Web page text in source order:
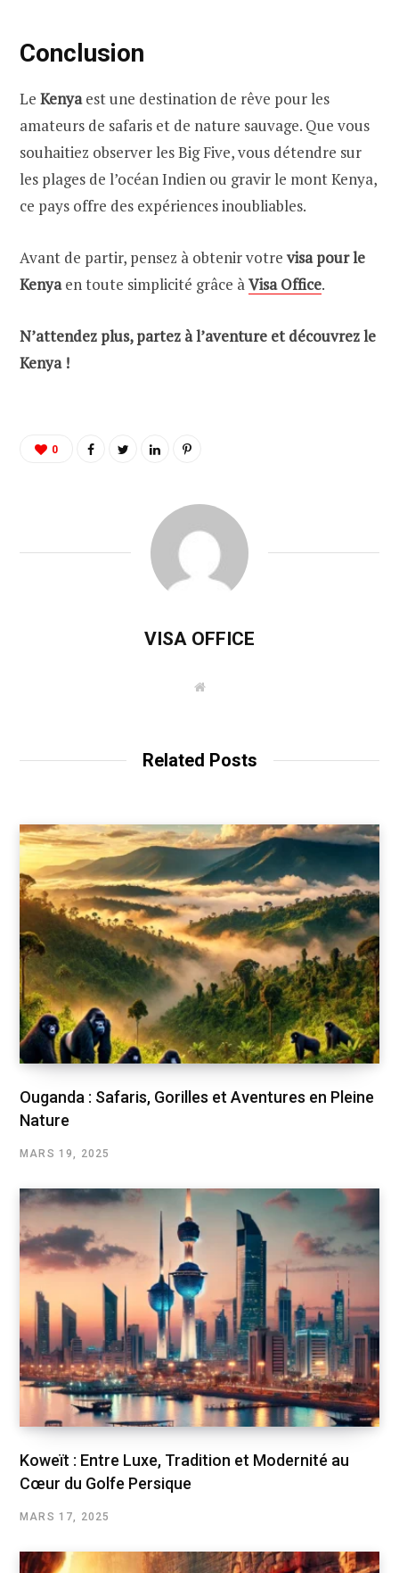
Conclusion
Le Kenyaest une destination de rêve pour les
amateurs de safaris et de nature sauvage. Que vous
souhaitiez observer les Big Five, vous détendre sur
les plages de l’océan Indien ou gravir le mont Kenya,
ce pays offre des expériences inoubliables.
Avant de partir, pensez à obtenir votre visa pour le
Kenyaen toute simplicité grâce àVisa Office.
N’attendez plus, partez à l’aventure et découvrez le
Kenya !
0
VISA OFFICE
W
Related Posts
Ouganda : Safaris, Gorilles et Aventures en Pleine
Nature
MARS 19, 2025
Koweït : Entre Luxe, Tradition et Modernité au
Cœur du Golfe Persique
MARS 17, 2025